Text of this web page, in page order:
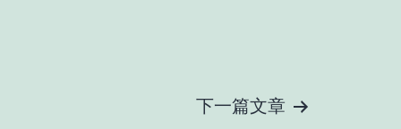
下一篇文章